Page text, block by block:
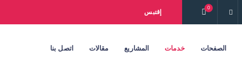
0 إقتبس
الصفحات خدمات المشاريع مقالات اتصل بنا